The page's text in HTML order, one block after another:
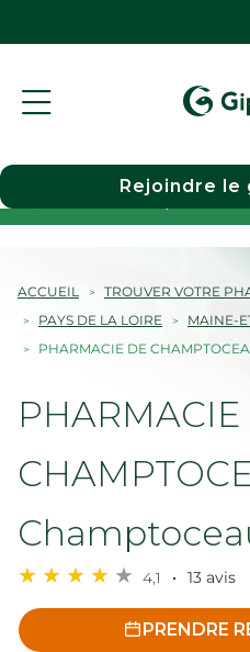
Choisir une
Rejoindre le
ACCUEIL
TROUVER VOTRE
PAYS DE LA LOIRE
MAINE-
PHARMACIE DE
PHARMACIE
4,1 13 avis
PRENDRE